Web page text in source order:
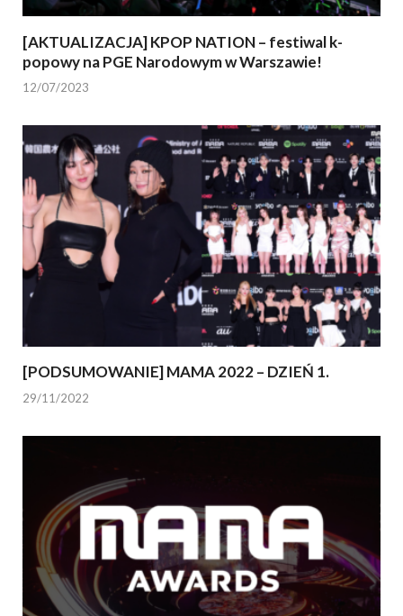
[AKTUALIZACJA] KPOP NATION – festiwal k-
popowy na PGE Narodowym w Warszawie!
12/07/2023
[PODSUMOWANIE] MAMA 2022 – DZIEŃ 1.
29/11/2022